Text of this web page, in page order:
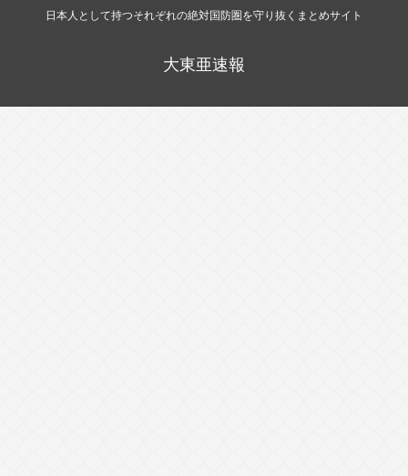
日本人として持つそれぞれの絶対国防圏を守り抜くまとめサイト
大東亜速報